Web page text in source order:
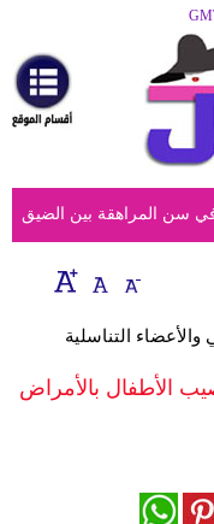
مرأة
أزياء
أزياء
إسلامية
صحة
سن المراهقة بين الضيق
التناسلية
الأطفال بالأمراض